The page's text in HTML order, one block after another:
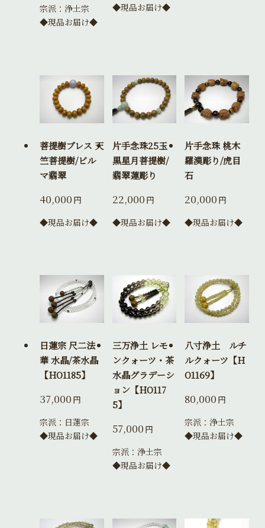
宗派：浄土宗
◆現品お届け◆
◆現品お届け◆
菩提樹ブレス 天
竺菩提樹/ビル
マ翡翠
40,000 円
◆現品お届け◆
片手念珠25玉
黒星月菩提樹/
翡翠蓮彫り
22,000 円
◆現品お届け◆
片手念珠 桃木
羅漢彫り/虎目
石
20,000 円
◆現品お届け◆
日蓮宗 尺二法
華 水晶/茶水晶
【HO1185】
37,000 円
宗派：日蓮宗
◆現品お届け◆
三万浄土 レモ
ンクォーツ・茶
水晶グラデーシ
ョン【HO117
5】
57,000 円
宗派：浄土宗
◆現品お届け◆
八寸浄土 ルチ
ルクォーツ【H
O1169】
80,000 円
宗派：浄土宗
◆現品お届け◆